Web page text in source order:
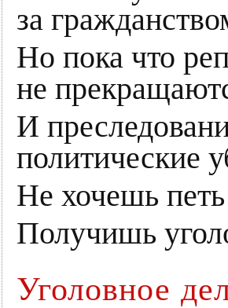
за
Но пока что
не
И
политические
Не хочешь
Получишь
Уголовное